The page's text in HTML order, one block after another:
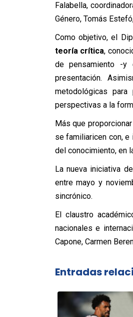
Falabella,
Género, Tomás
Como objetivo, el
teoría crítica,
de pensamiento -y
presentación.
metodológicas
perspectivas a la
Más que
se familiaricen con,
del conocimiento, en
La nueva iniciativa
entre mayo y
sincrónico.
El claustro
nacionales e
Capone, Carmen
Entradas